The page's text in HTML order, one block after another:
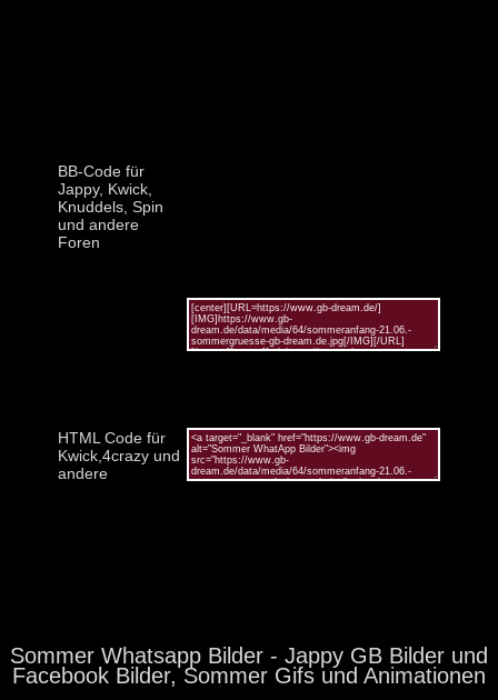
BB-Code für
Jappy, Kwick,
Knuddels, Spin
und andere
Foren
HTML Code für
Kwick,4crazy und
andere
Sommer Whatsapp Bilder - Jappy GB Bilder und
Facebook Bilder, Sommer Gifs und Animationen